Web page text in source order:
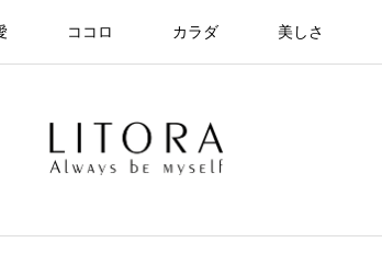
ココロ カラダ 美しさ